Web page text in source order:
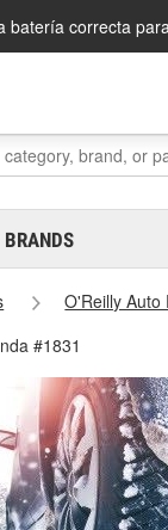
batería correcta
BRANDS
O'Reilly Auto
#1831